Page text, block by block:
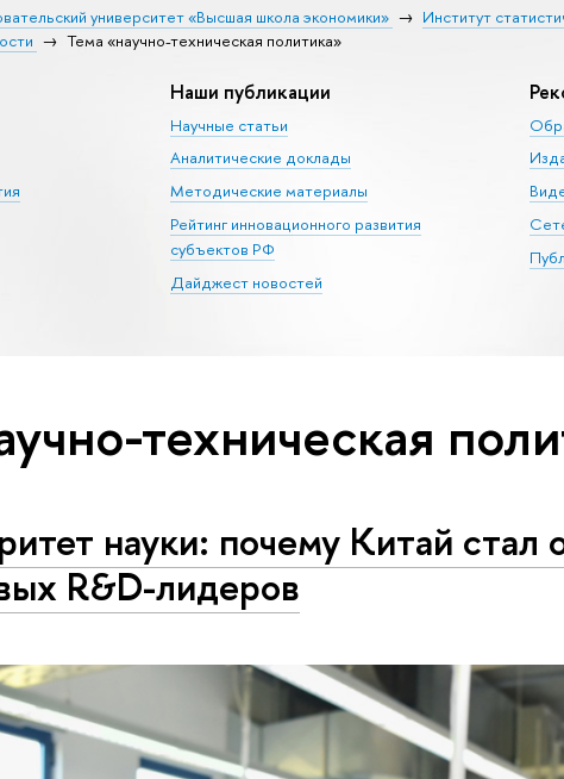
университет «Высшая школа экономики» Институт
Тема «научно-техническая политика»
Наши публикации
Научные статьи
Аналитические доклады
Методические материалы
Рейтинг инновационного развития
субъектов РФ
Дайджест новостей
техническая
науки: почему Китай стал
R&D-лидеров